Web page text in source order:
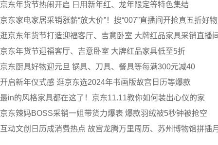
京东年货节热闹开启 日用新年红、龙年限定等特色集结
京东家电家居采销涨薪“放大价”！搜“007”直播间开抢真五折好物
逛京东年货节打造迎福客厅、吉意卧室 大牌红品家具采销直播
京东年货节迎福客厅、吉意卧室 大牌红品家具低至5折
京东厨具好物迎元旦 锅具、刀具、餐具等每满300元减40
开启新年仪式感 逛京东选2024年书画版故宫日历等爆款
最in的风格家具都在这了！京东11.11教你如何装出心仪的家
京东辣妈BOSS采销一姐带货力爆表 爆款羽绒被5秒钟被抢空
互动文创日历成消费热点 故宫龙腾万里周历、苏州博物馆拼插